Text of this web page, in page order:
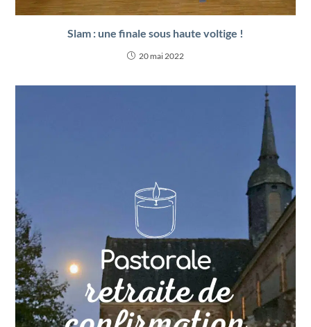
Slam : une finale sous haute voltige !
20 mai 2022